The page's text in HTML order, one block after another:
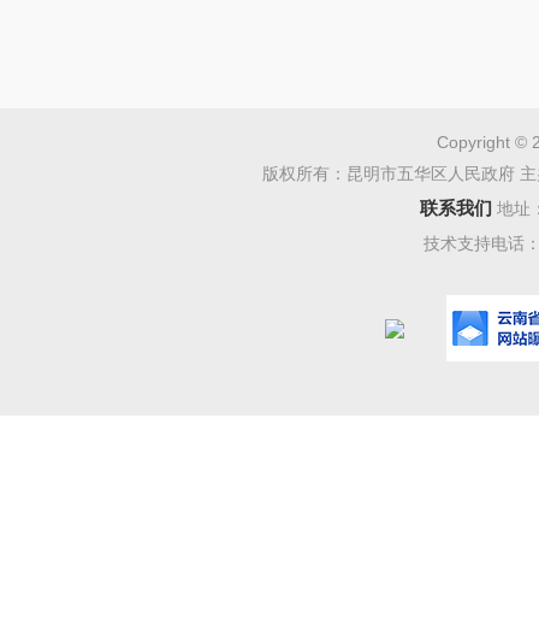
Copyright ©
版权所有：昆明市五华区人民政府
联系我们 地址
技术支持电话